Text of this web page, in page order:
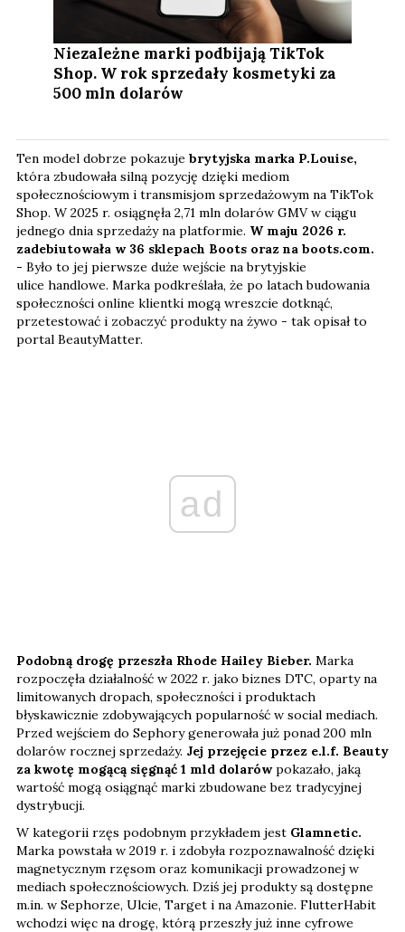
Niezależne marki podbijają TikTok
Shop. W rok sprzedały kosmetyki za
500 mln dolarów
Ten model dobrze pokazuje brytyjska marka P.Louise,
która zbudowała silną pozycję dzięki mediom
społecznościowym i transmisjom sprzedażowym na TikTok
Shop. W 2025 r. osiągnęła 2,71 mln dolarów GMV w ciągu
jednego dnia sprzedaży na platformie. W maju 2026 r.
zadebiutowała w 36 sklepach Boots oraz na boots.com.
- Było to jej pierwsze duże wejście na brytyjskie
ulice handlowe. Marka podkreślała, że po latach budowania
społeczności online klientki mogą wreszcie dotknąć,
przetestować i zobaczyć produkty na żywo - tak opisał to
portal BeautyMatter.
ad
Podobną drogę przeszła Rhode Hailey Bieber. Marka
rozpoczęła działalność w 2022 r. jako biznes DTC, oparty na
limitowanych dropach, społeczności i produktach
błyskawicznie zdobywających popularność w social mediach.
Przed wejściem do Sephory generowała już ponad 200 mln
dolarów rocznej sprzedaży. Jej przejęcie przez e.l.f. Beauty
za kwotę mogącą sięgnąć 1 mld dolarówpokazało, jaką
wartość mogą osiągnąć marki zbudowane bez tradycyjnej
dystrybucji.
W kategorii rzęs podobnym przykładem jest Glamnetic.
Marka powstała w 2019 r. i zdobyła rozpoznawalność dzięki
magnetycznym rzęsom oraz komunikacji prowadzonej w
mediach społecznościowych. Dziś jej produkty są dostępne
m.in. w Sephorze, Ulcie, Target i na Amazonie. FlutterHabit
wchodzi więc na drogę, którą przeszły już inne cyfrowe